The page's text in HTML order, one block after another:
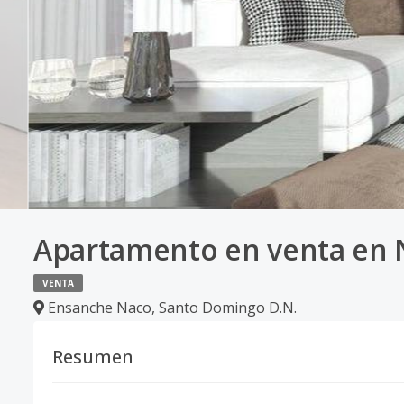
Apartamento en venta en
VENTA
Ensanche Naco, Santo Domingo D.N.
Resumen